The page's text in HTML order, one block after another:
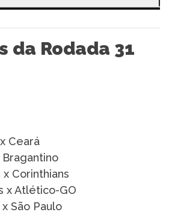
da Rodada 31
Ceará
Bragantino
Corinthians
x Atlético-GO
São Paulo